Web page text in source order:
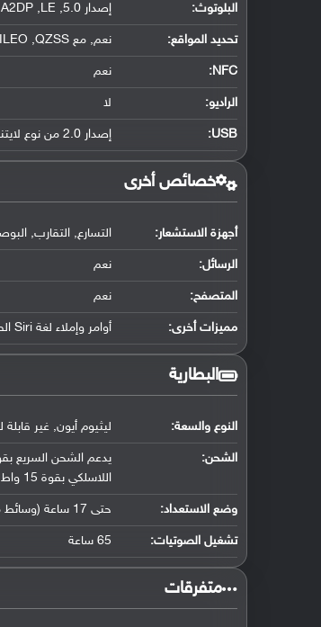
البلوتوث: إصدار 5.0, A2DP ,LE
تحديد المواقع: نعم, مع A-GPS ,GLONASS ,GALILEO ,QZSS
NFC
: نعم
الراديو: لا
USB
: إصدار 2.0 من نوع لايتنيج Lightning
خصائص أخرى
أجهزة الاستشعار: التسارع, التقارب,
الرسائل: نعم
المتصفح: نعم
مميزات أخرى: أوامر وإملاء لغة Siri الطبيعية
البطارية
النوع والسعة: ليثيوم أيون, غير قابلة
الشحن:
اللاسلكي بقوة 15 واط
وضع الاستعداد: حتى 17 ساعة (وسائط متعددة)
تشغيل الصوتيات: 65 ساعة
‏متفرقات‏